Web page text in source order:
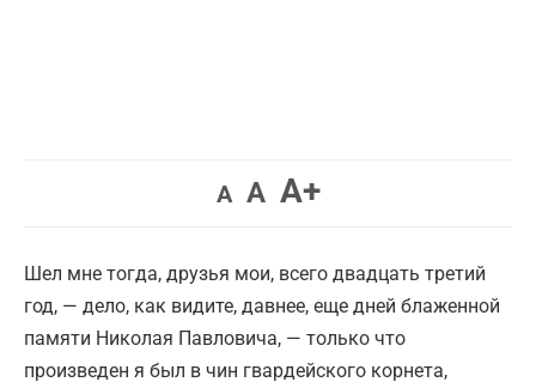
AУменьшить
AВернуть
A+Увеличить
Шел мне тогда, друзья мои, всего двадцать третий
год, — дело, как видите, давнее, еще дней блаженной
памяти Николая Павловича, — только что
произведен я был в чин гвардейского корнета,